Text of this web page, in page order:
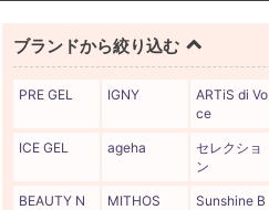
ブランドから絞り込む
PRE GEL IGNY
ARTiS di Vo
ce
ICE GEL ageha
セレクショ
ン
BEAUTY N
MITHOS
Sunshine B